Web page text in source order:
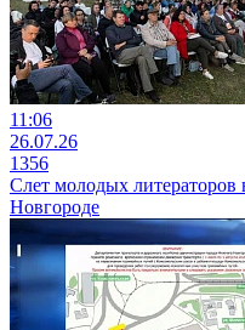
11:06
26.07.26
1356
Слет молодых
Новгороде